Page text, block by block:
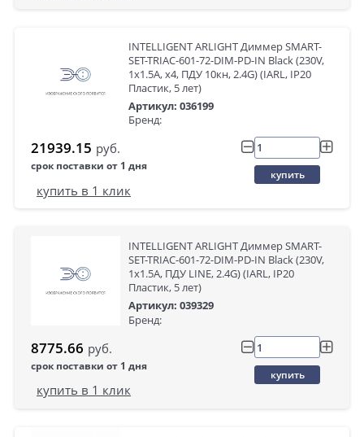
INTELLIGENT ARLIGHT Диммер SMART-
SET-TRIAC-601-72-DIM-PD-IN Black (230V,
1x1.5A, x4, ПДУ 10кн, 2.4G) (IARL, IP20
Пластик, 5 лет)
Артикул: 036199
Бренд:
21939.15 руб.
срок поставки от 1 дня
купить
купить в 1 клик
INTELLIGENT ARLIGHT Диммер SMART-
SET-TRIAC-601-72-DIM-PD-IN Black (230V,
1x1.5A, ПДУ LINE, 2.4G) (IARL, IP20
Пластик, 5 лет)
Артикул: 039329
Бренд:
8775.66 руб.
срок поставки от 1 дня
купить
купить в 1 клик